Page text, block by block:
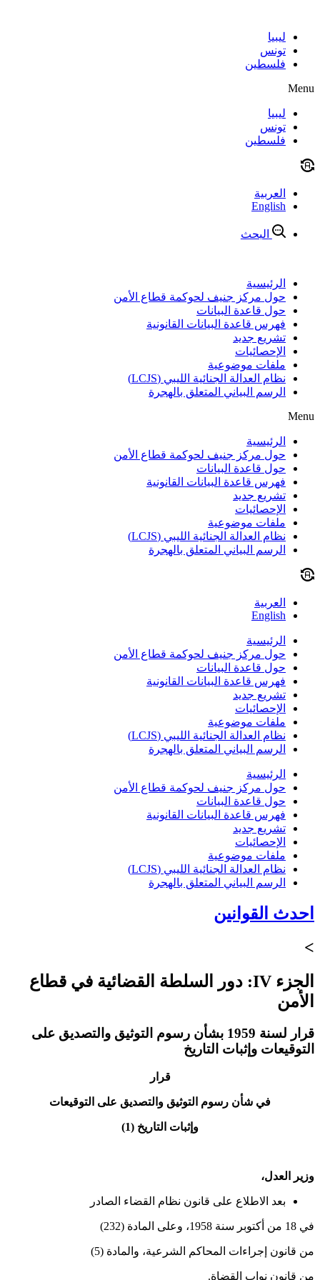
contentليبيا
تونس
فلسطين
Menu
ليبيا
تونس
فلسطين
العربية
English
البحث
الرئيسية
حول مركز جنيف لحوكمة قطاع الأمن
حول قاعدة البيانات
فهرس قاعدة البيانات القانونية
تشريع جديد
الإحصائيات
ملفات موضوعية
نظام العدالة الجنائية الليبي (LCJS)
الرسم البياني المتعلق بالهجرة
Menu
الرئيسية
حول مركز جنيف لحوكمة قطاع الأمن
حول قاعدة البيانات
فهرس قاعدة البيانات القانونية
تشريع جديد
الإحصائيات
ملفات موضوعية
نظام العدالة الجنائية الليبي (LCJS)
الرسم البياني المتعلق بالهجرة
العربية
English
الرئيسية
حول مركز جنيف لحوكمة قطاع الأمن
حول قاعدة البيانات
فهرس قاعدة البيانات القانونية
تشريع جديد
الإحصائيات
ملفات موضوعية
نظام العدالة الجنائية الليبي (LCJS)
الرسم البياني المتعلق بالهجرة
الرئيسية
حول مركز جنيف لحوكمة قطاع الأمن
حول قاعدة البيانات
فهرس قاعدة البيانات القانونية
تشريع جديد
الإحصائيات
ملفات موضوعية
نظام العدالة الجنائية الليبي (LCJS)
الرسم البياني المتعلق بالهجرة
احدث القوانين
>
الجزء IV: دور السلطة القضائية في قطاع
الأمن
قرار لسنة 1959 بشأن رسوم التوثيق والتصديق على
التوقيعات وإثبات التاريخ
قرار
في شأن رسوم التوثيق والتصديق على التوقيعات
وإثبات التاريخ (1)
وزير العدل،
بعد الاطلاع على قانون نظام القضاء الصادر
في 18 من أكتوبر سنة 1958، وعلى المادة (232)
من قانون إجراءات المحاكم الشرعية، والمادة (5)
من قانون نواب القضاة.